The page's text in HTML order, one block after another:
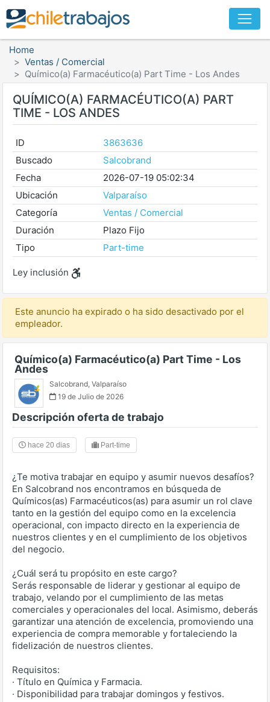
Home
Ventas / Comercial
Químico(a) Farmacéutico(a) Part Time - Los Andes
QUÍMICO(A) FARMACÉUTICO(A) PART
TIME - LOS ANDES
ID
3863636
Buscado
Salcobrand
Fecha
2026-07-19 05:02:34
Ubicación
Valparaíso
Categoría
Ventas / Comercial
Duración
Plazo Fijo
Tipo
Part-time
Ley inclusión
Este anuncio ha expirado o ha sido desactivado por el
empleador.
Químico(a) Farmacéutico(a) Part Time - Los
Andes
Salcobrand, Valparaíso
19 de Julio de 2026
Descripción oferta de trabajo
hace 20 dias Part-time
¿Te motiva trabajar en equipo y asumir nuevos desafíos?
En Salcobrand nos encontramos en búsqueda de
Químicos(as) Farmacéuticos(as) para asumir un rol clave
tanto en la gestión del equipo como en la excelencia
operacional, con impacto directo en la experiencia de
nuestros clientes y en el cumplimiento de los objetivos
del negocio.
¿Cuál será tu propósito en este cargo?
Serás responsable de liderar y gestionar al equipo de
trabajo, velando por el cumplimiento de las metas
comerciales y operacionales del local. Asimismo, deberás
garantizar una atención de excelencia, promoviendo una
experiencia de compra memorable y fortaleciendo la
fidelización de nuestros clientes.
Requisitos:
· Título en Química y Farmacia.
· Disponibilidad para trabajar domingos y festivos.